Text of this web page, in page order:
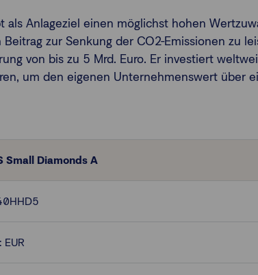
als Anlageziel einen möglichst hohen
zur Senkung der CO2-Emissionen zu
von bis zu 5 Mrd. Euro. Er investiert
um den eigenen Unternehmenswert über
Small Diamonds A
EUR